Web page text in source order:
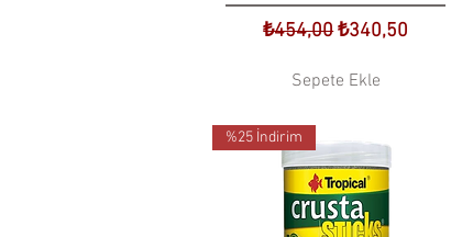
Normal Fiyat
₺454,00İndirimli Fiyat
₺340,50
Sepete Ekle
%25 İndirim